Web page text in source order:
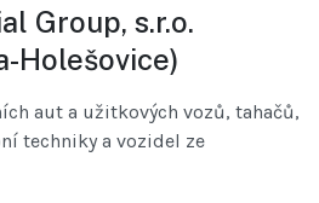
Group, s.r.o.
Holešovice)
aut a užitkových vozů, tahačů,
techniky a vozidel ze